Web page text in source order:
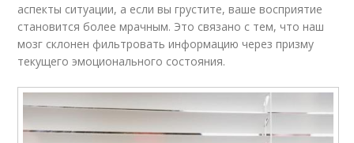
аспекты ситуации, а если вы грустите, ваше восприятие
становится более мрачным. Это связано с тем, что наш
мозг склонен фильтровать информацию через призму
текущего эмоционального состояния.